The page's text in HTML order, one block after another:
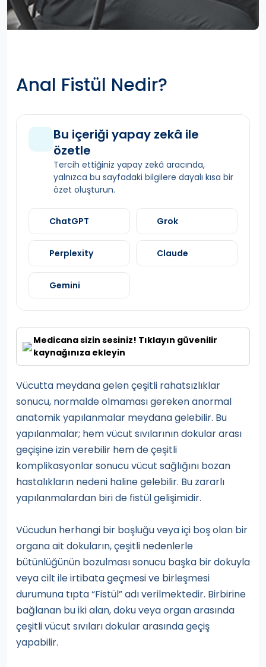
Anal Fistül Nedir?
Bu içeriği yapay zekâ ile
özetle
Tercih ettiğiniz yapay zekâ aracında,
yalnızca bu sayfadaki bilgilere dayalı kısa bir
özet oluşturun.
ChatGPT Grok
Perplexity Claude
Gemini
Medicana sizin sesiniz! Tıklayın güvenilir
kaynağınıza ekleyin
Vücutta meydana gelen çeşitli rahatsızlıklar
sonucu, normalde olmaması gereken anormal
anatomik yapılanmalar meydana gelebilir. Bu
yapılanmalar; hem vücut sıvılarının dokular arası
geçişine izin verebilir hem de çeşitli
komplikasyonlar sonucu vücut sağlığını bozan
hastalıkların nedeni haline gelebilir. Bu zararlı
yapılanmalardan biri de fistül gelişimidir.
Vücudun herhangi bir boşluğu veya içi boş olan bir
organa ait dokuların, çeşitli nedenlerle
bütünlüğünün bozulması sonucu başka bir dokuyla
veya cilt ile irtibata geçmesi ve birleşmesi
durumuna tıpta “Fistül” adı verilmektedir. Birbirine
bağlanan bu iki alan, doku veya organ arasında
çeşitli vücut sıvıları dokular arasında geçiş
yapabilir.